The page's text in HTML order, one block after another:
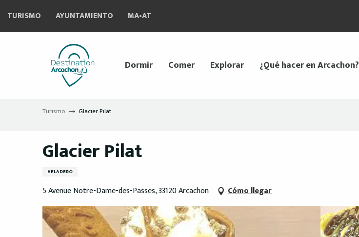
contenu
TURISMO AYUNTAMIENTO MA•AT
Dormir Comer Explorar ¿Qué hacer en Arcachon?
Turismo Glacier Pilat
Glacier Pilat
HELADERO
5 Avenue Notre-Dame-des-Passes, 33120 Arcachon Cómo llegar